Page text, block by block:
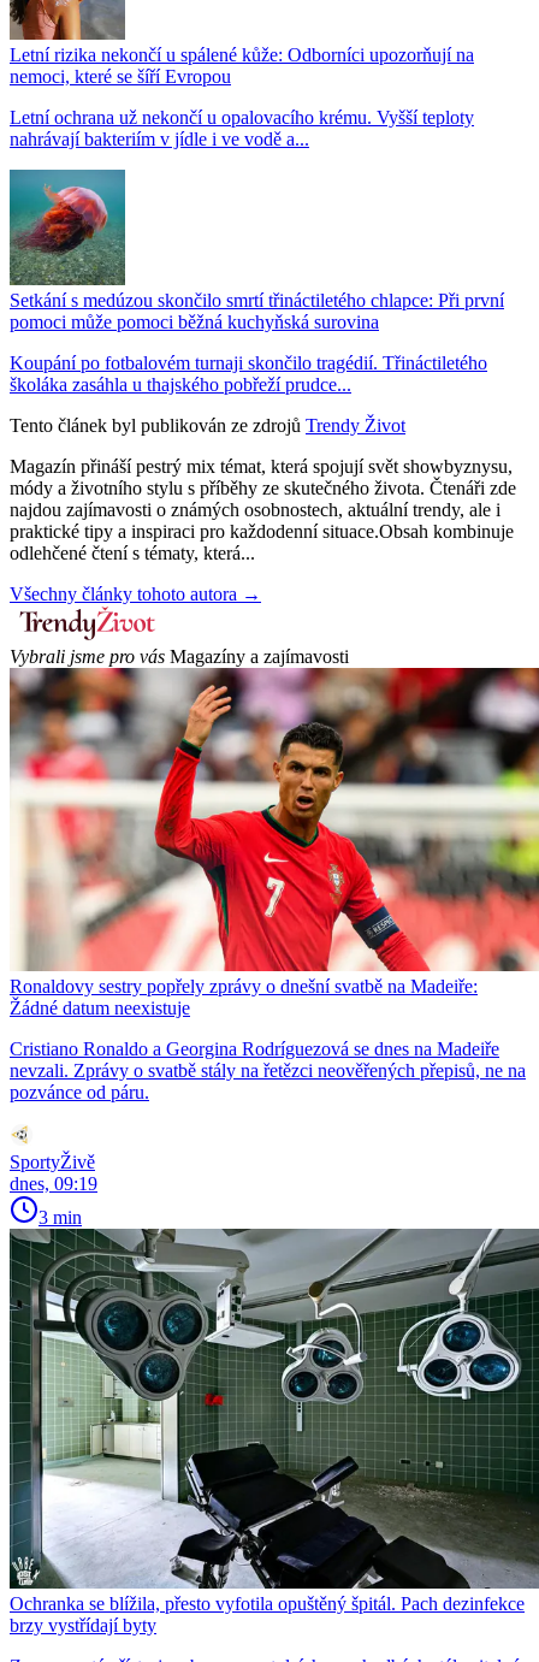
Letní rizika nekončí u spálené kůže: Odborníci upozorňují na
nemoci, které se šíří Evropou
Letní ochrana už nekončí u opalovacího krému. Vyšší teploty
nahrávají bakteriím v jídle i ve vodě a...
Setkání s medúzou skončilo smrtí třináctiletého chlapce: Při první
pomoci může pomoci běžná kuchyňská surovina
Koupání po fotbalovém turnaji skončilo tragédií. Třináctiletého
školáka zasáhla u thajského pobřeží prudce...
Tento článek byl publikován ze zdrojů Trendy Život
Magazín přináší pestrý mix témat, která spojují svět showbyznysu,
módy a životního stylu s příběhy ze skutečného života. Čtenáři zde
najdou zajímavosti o známých osobnostech, aktuální trendy, ale i
praktické tipy a inspiraci pro každodenní situace.Obsah kombinuje
odlehčené čtení s tématy, která...
Všechny články tohoto autora →
Vybrali jsme pro vás Magazíny a zajímavosti
Ronaldovy sestry popřely zprávy o dnešní svatbě na Madeiře:
Žádné datum neexistuje
Cristiano Ronaldo a Georgina Rodríguezová se dnes na Madeiře
nevzali. Zprávy o svatbě stály na řetězci neověřených přepisů, ne na
pozvánce od páru.
SportyŽivě
dnes, 09:19
3 min
Ochranka se blížila, přesto vyfotila opuštěný špitál. Pach dezinfekce
brzy vystřídají byty